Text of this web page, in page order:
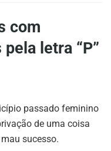
com
letra “P”
passado feminino
de uma coisa
sucesso.